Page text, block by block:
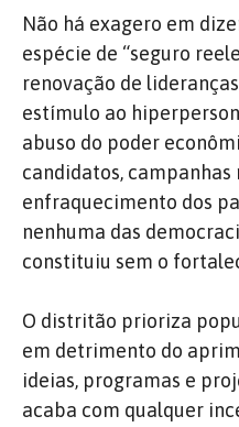
Não há exagero em
espécie de “seguro
renovação de
estímulo ao
abuso do poder
candidatos,
enfraquecimento dos
nenhuma das
constituiu sem o
O distritão prioriza
em detrimento do
ideias, programas e
acaba com qualquer